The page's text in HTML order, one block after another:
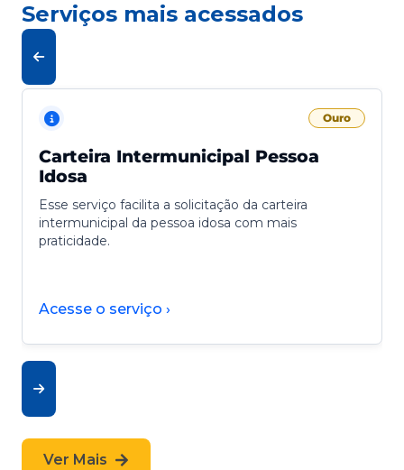
Serviços mais acessados
Ouro
Carteira Intermunicipal Pessoa
Idosa
Esse serviço facilita a solicitação da carteira
intermunicipal da pessoa idosa com mais
praticidade.
Acesse o serviço ›
Ver Mais